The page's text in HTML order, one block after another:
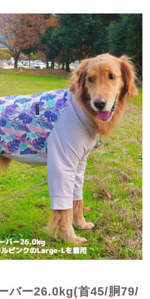
バー26.0kg(首45/胴79/